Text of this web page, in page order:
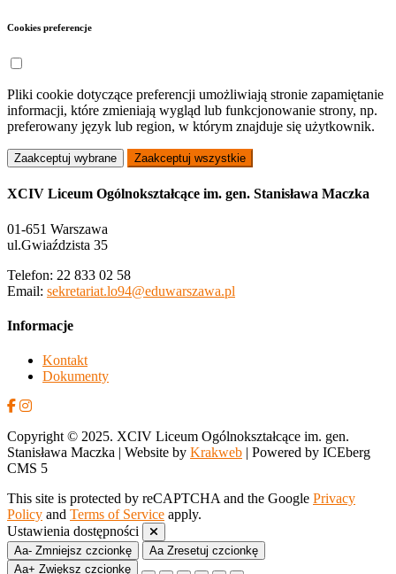
Cookies preferencje
Pliki cookie dotyczące preferencji umożliwiają stronie zapamiętanie
informacji, które zmieniają wygląd lub funkcjonowanie strony, np.
preferowany język lub region, w którym znajduje się użytkownik.
Zaakceptuj wybrane Zaakceptuj wszystkie
XCIV Liceum Ogólnokształcące im. gen. Stanisława Maczka
01-651 Warszawa
ul.Gwiaździsta 35
Telefon: 22 833 02 58
Email: sekretariat.lo94@eduwarszawa.pl
Informacje
Kontakt
Dokumenty
Copyright © 2025. XCIV Liceum Ogólnokształcące im. gen.
Stanisława Maczka | Website by Krakweb | Powered by ICEberg
CMS 5
This site is protected by reCAPTCHA and the Google Privacy
Policy and Terms of Service apply.
Ustawienia dostępności
Aa- Zmniejsz czcionkę Aa Zresetuj czcionkę
Aa+ Zwiększ czcionkę